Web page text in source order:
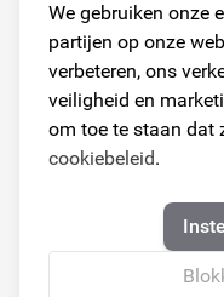
We gebruiken onze
partijen op onze
verbeteren, ons
veiligheid en
om toe te staan dat
cookiebeleid.
Zaterdag
Gesloten
Zondag
Gesloten